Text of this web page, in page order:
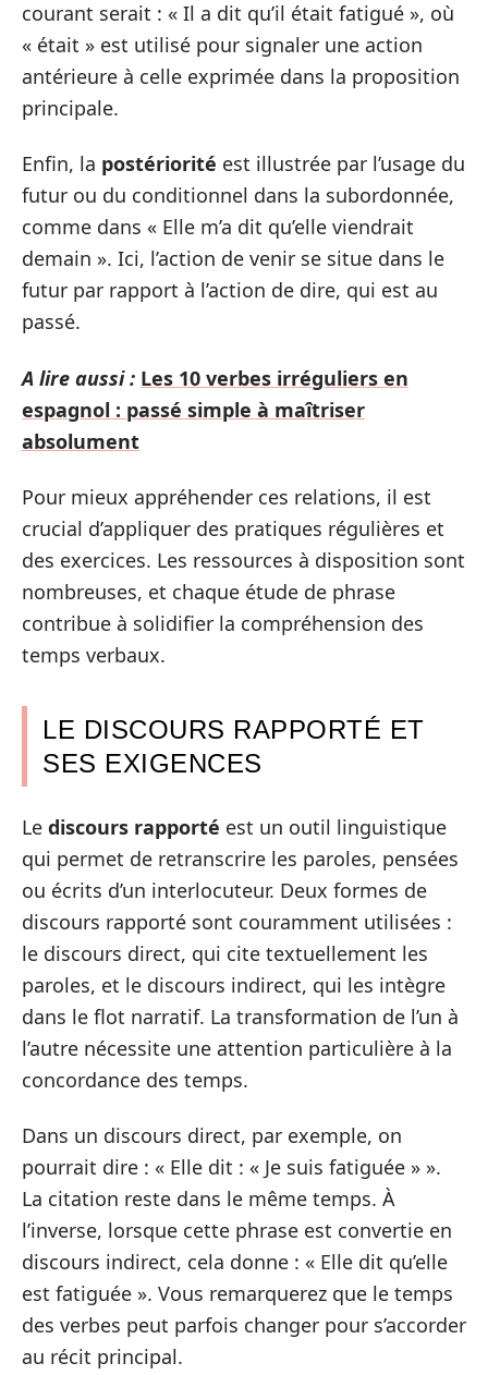
courant serait : « Il a dit qu’il était fatigué », où
« était » est utilisé pour signaler une action
antérieure à celle exprimée dans la proposition
principale.
Enfin, la postériorité est illustrée par l’usage du
futur ou du conditionnel dans la subordonnée,
comme dans « Elle m’a dit qu’elle viendrait
demain ». Ici, l’action de venir se situe dans le
futur par rapport à l’action de dire, qui est au
passé.
A lire aussi : Les 10 verbes irréguliers en
espagnol : passé simple à maîtriser
absolument
Pour mieux appréhender ces relations, il est
crucial d’appliquer des pratiques régulières et
des exercices. Les ressources à disposition sont
nombreuses, et chaque étude de phrase
contribue à solidifier la compréhension des
temps verbaux.
LE DISCOURS RAPPORTÉ ET
SES EXIGENCES
Le discours rapporté est un outil linguistique
qui permet de retranscrire les paroles, pensées
ou écrits d’un interlocuteur. Deux formes de
discours rapporté sont couramment utilisées :
le discours direct, qui cite textuellement les
paroles, et le discours indirect, qui les intègre
dans le flot narratif. La transformation de l’un à
l’autre nécessite une attention particulière à la
concordance des temps.
Dans un discours direct, par exemple, on
pourrait dire : « Elle dit : « Je suis fatiguée » ».
La citation reste dans le même temps. À
l’inverse, lorsque cette phrase est convertie en
discours indirect, cela donne : « Elle dit qu’elle
est fatiguée ». Vous remarquerez que le temps
des verbes peut parfois changer pour s’accorder
au récit principal.